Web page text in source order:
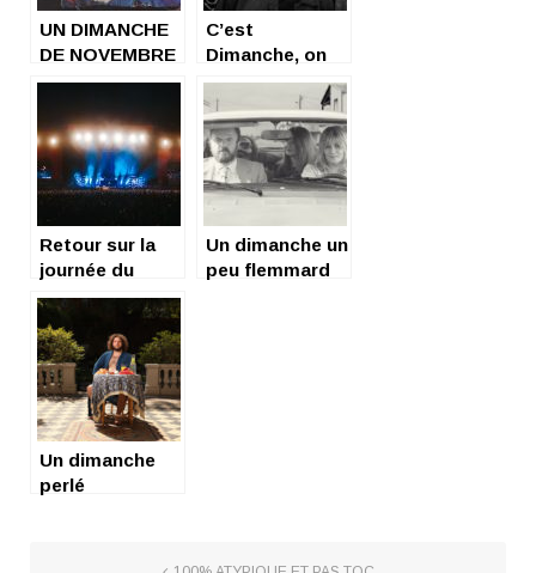
UN DIMANCHE
DE NOVEMBRE
A PARIS
C’est
Dimanche, on
vote et on
espère
Retour sur la
journée du
dimanche au
Lollapalooza !
Un dimanche un
peu flemmard
Un dimanche
perlé